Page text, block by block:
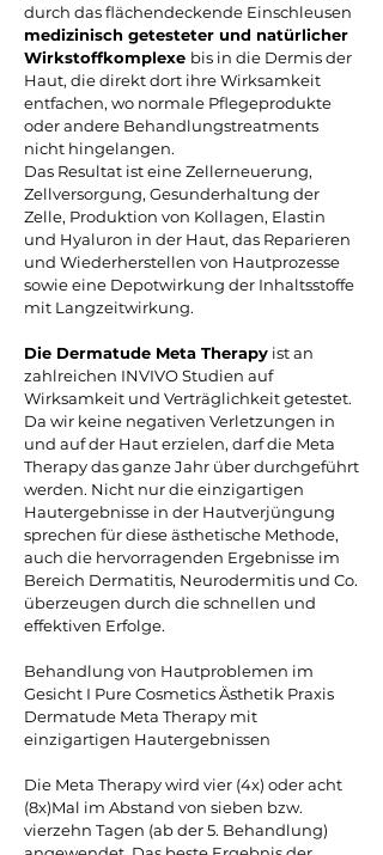
durch das flächendeckende Einschleusen
medizinisch getesteter und natürlicher
Wirkstoffkomplexe bis in die Dermis der
Haut, die direkt dort ihre Wirksamkeit
entfachen, wo normale Pflegeprodukte
oder andere Behandlungstreatments
nicht hingelangen.
Das Resultat ist eine Zellerneuerung,
Zellversorgung, Gesunderhaltung der
Zelle, Produktion von Kollagen, Elastin
und Hyaluron in der Haut, das Reparieren
und Wiederherstellen von Hautprozesse
sowie eine Depotwirkung der Inhaltsstoffe
mit Langzeitwirkung.
Die Dermatude Meta Therapy ist an
zahlreichen INVIVO Studien auf
Wirksamkeit und Verträglichkeit getestet.
Da wir keine negativen Verletzungen in
und auf der Haut erzielen, darf die Meta
Therapy das ganze Jahr über durchgeführt
werden. Nicht nur die einzigartigen
Hautergebnisse in der Hautverjüngung
sprechen für diese ästhetische Methode,
auch die hervorragenden Ergebnisse im
Bereich Dermatitis, Neurodermitis und Co.
überzeugen durch die schnellen und
effektiven Erfolge.
Behandlung von Hautproblemen im
Gesicht I Pure Cosmetics Ästhetik Praxis
Dermatude Meta Therapy mit
einzigartigen Hautergebnissen
Die Meta Therapy wird vier (4x) oder acht
(8x)Mal im Abstand von sieben bzw.
vierzehn Tagen (ab der 5. Behandlung)